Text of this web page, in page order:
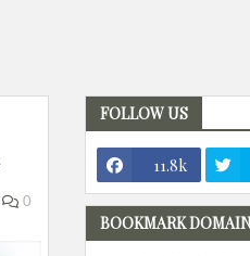
0
FOLLOW US
11.8k
BOOKMARK